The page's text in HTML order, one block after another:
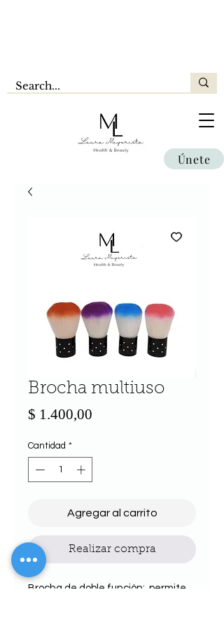
Únete
Brocha multiuso
$ 1.400,00
Cantidad *
Agregar al carrito
Realizar compra
Brocha de doble función: permite